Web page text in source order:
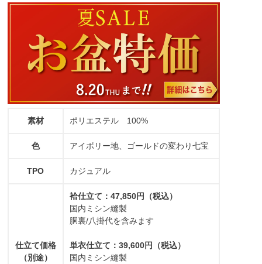
素材 ポリエステル 100%
色 アイボリー地、ゴールドの変わり七宝
TPO カジュアル
仕立て価格
（別途）
袷仕立て：47,850円（税込）
国内ミシン縫製
胴裏/八掛代を含みます
単衣仕立て：39,600円（税込）
国内ミシン縫製